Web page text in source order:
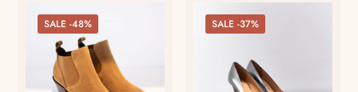
SALE -48% SALE -37%